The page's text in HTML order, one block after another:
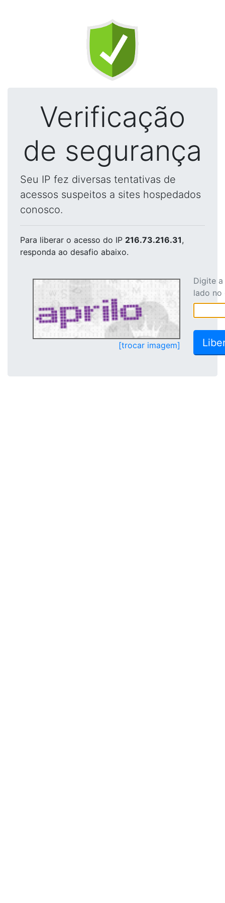
Verificação
de segurança
Seu IP fez diversas tentativas de
acessos suspeitos a sites hospedados
conosco.
Para liberar o acesso do IP 216.73.216.31,
responda ao desafio abaixo.
[trocar imagem]
Digite
lado no